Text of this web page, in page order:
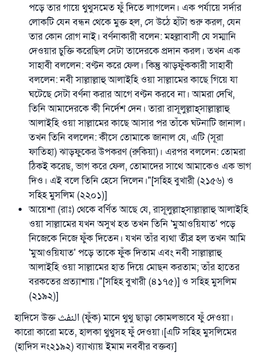
পড়ে তার গায়ে থুথুসমেত ফুঁ দিতে লাগলেন। এক পর্যায়ে সর্দার
লোকটি যেন বন্ধন থেকে মুক্ত হল, সে উঠে হাঁটা শুরু করল, যেন
তার কোন রোগ নাই। বর্ণনাকারী বলেন: মহল্লাবাসী যে সম্মানি
দেওয়ার চুক্তি করেছিল সেটা তাদেরকে প্রদান করল। তখন এক
সাহাবী বললেন: বণ্টন করে ফেল। কিন্তু ঝাড়ফুঁককারী সাহাবী
বললেন: নবী সাল্লাল্লাহু আলাইহি ওয়া সাল্লামের কাছে গিয়ে যা
ঘটেছে সেটা বর্ণনা করার আগে বণ্টন করবে না। আমরা দেখি,
তিনি আমাদেরকে কী নির্দেশ দেন। তারা রাসূলুল্লাহ্‌সাল্লাল্লাহু
আলাইহি ওয়া সাল্লামের কাছে আসার পর তাঁকে ঘটনাটি জানাল।
তখন তিনি বললেন: কীসে তোমাকে জানাল যে, এটি (সূরা
ফাতিহা) ঝাড়ফুকের উপকরণ (রুকিয়া)। এরপর বললেন: তোমরা
ঠিকই করেছ, ভাগ করে ফেল, তোমাদের সাথে আমাকেও এক ভাগ
দিও। এই বলে তিনি হেসে দিলেন।"[সহিহ বুখারী (২১৫৬) ও
সহিহ মুসলিম (২২০১)]
আয়েশা (রাঃ) থেকে বর্ণিত আছে যে, রাসূলুল্লাহ্‌সাল্লাল্লাহু আলাইহি
ওয়া সাল্লামের যখন অসুখ হত তখন তিনি 'মুআওয়িযাত' পড়ে
নিজেকে নিজে ফুঁক দিতেন। যখন তাঁর ব্যথা তীব্র হল তখন আমি
'মুআওয়িযাত' পড়ে তাকে ফুঁক দিতাম এবং নবী সাল্লাল্লাহু
আলাইহি ওয়া সাল্লামের হাত দিয়ে মোছন করতাম; তাঁর হাতের
বরকতের প্রত্যাশায়।"[সহিহ বুখারী (৪১৭৫)] ও সহিহ মুসলিম
(২১৯২)]
হাদিসে উক্ত النفث (ফুঁক) মানে থুথু ছাড়া কোমলভাবে ফুঁ দেওয়া।
কারো কারো মতে, হালকা থুথুসহ ফুঁ দেওয়া।[এটি সহিহ মুসলিমের
(হাদিস নং২১৯২) ব্যাখ্যায় ইমাম নববীর বক্তব্য]
এখনই শরীক হোন